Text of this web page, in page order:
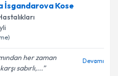
İsgandarova Kose
her zaman
sabırlı,...
Devamı